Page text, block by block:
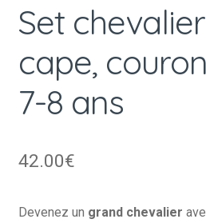
Set
cape,
7-8 ans
42.00€
Devenez un grand chevalier